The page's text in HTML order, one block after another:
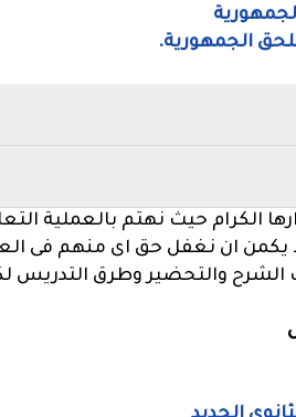
الجمهورية.
الكرام حيث نهتم بالعملية
يكمن ان نغفل حق اى منهم فى
الشرح والتحضير وطرق التدريس